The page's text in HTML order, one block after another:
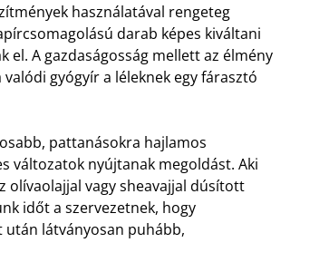
használatával rengeteg
darab képes kiváltani
A gazdaságosság mellett az élmény
gyógyír a léleknek egy fárasztó
pattanásokra hajlamos
változatok nyújtanak megoldást. Aki
olívaolajjal vagy sheavajjal dúsított
időt a szervezetnek, hogy
után látványosan puhább,